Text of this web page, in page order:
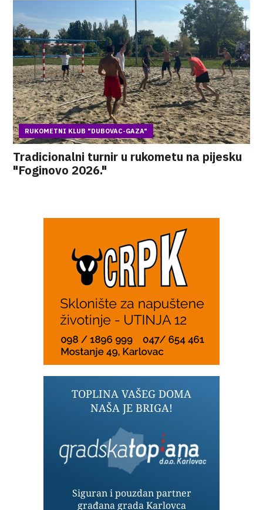
RUKOMETNI KLUB "DUBOVAC-GAZA"
Tradicionalni turnir u rukometu na pijesku
"Foginovo 2026."